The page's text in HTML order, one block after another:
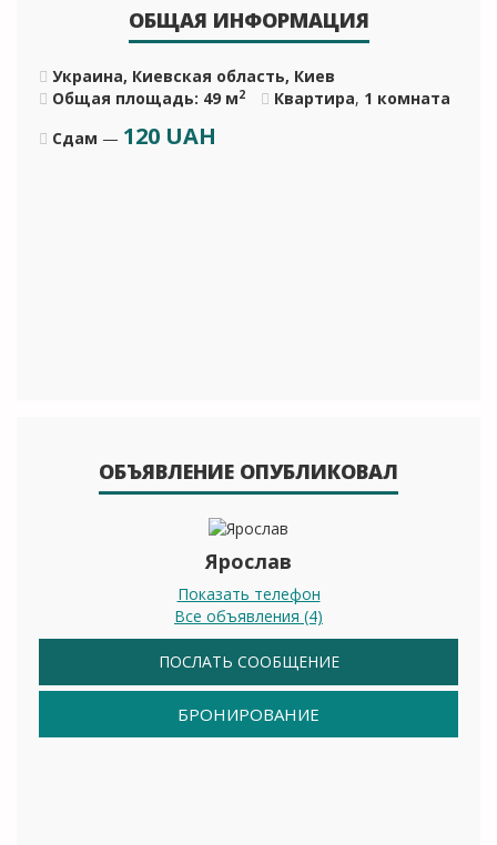
ОБЩАЯ ИНФОРМАЦИЯ
Украина, Киевская область, Киев
Общая площадь: 49 м2 Квартира, 1 комната
Сдам — 120 UAH
ОБЪЯВЛЕНИЕ ОПУБЛИКОВАЛ
Ярослав
Показать телефон
Все объявления (4)
ПОСЛАТЬ СООБЩЕНИЕ
БРОНИРОВАНИЕ